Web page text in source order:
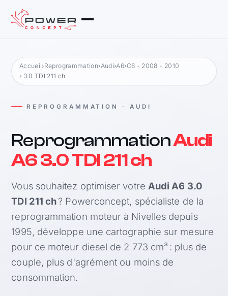
Accueil›Reprogrammation›Audi›A6›C6 - 2008 - 2010
› 3.0 TDI 211 ch
REPROGRAMMATION · AUDI
ReprogrammationAudi
A6 3.0 TDI 211 ch
Vous souhaitez optimiser votre Audi A6 3.0
TDI 211 ch? Powerconcept, spécialiste de la
reprogrammation moteur à Nivelles depuis
1995, développe une cartographie sur mesure
pour ce moteur diesel de 2 773 cm³ : plus de
couple, plus d'agrément ou moins de
consommation.